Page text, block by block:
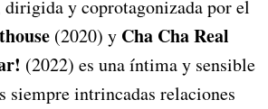
y coprotagonizada por el
(2020) y Cha Cha Real
(2022) es una íntima y sensible
siempre intrincadas relaciones